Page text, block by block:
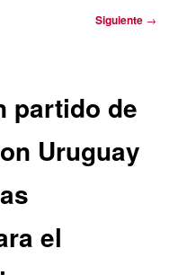
Siguiente →
partido de
Uruguay
el